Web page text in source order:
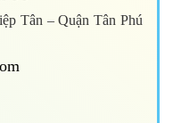
Tân – Quận Tân Phú